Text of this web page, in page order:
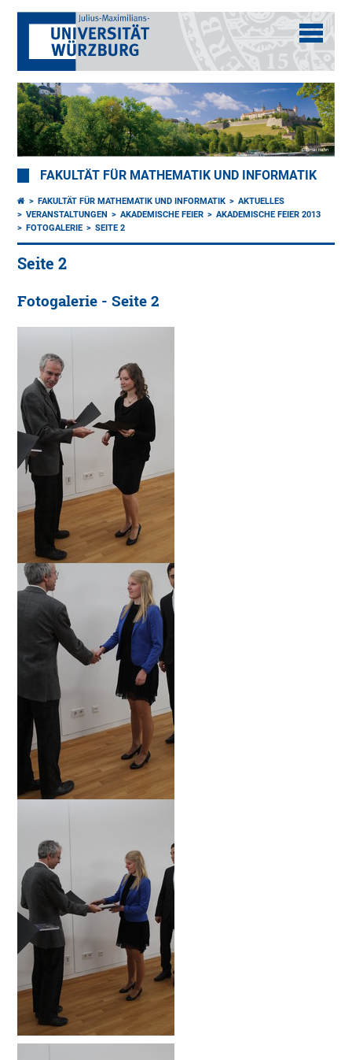
FAKULTÄT FÜR MATHEMATIK UND INFORMATIK
FAKULTÄT FÜR MATHEMATIK UND INFORMATIK
AKTUELLES
VERANSTALTUNGEN
AKADEMISCHE FEIER
AKADEMISCHE FEIER 2013
FOTOGALERIE
SEITE 2
Seite 2
Fotogalerie - Seite 2